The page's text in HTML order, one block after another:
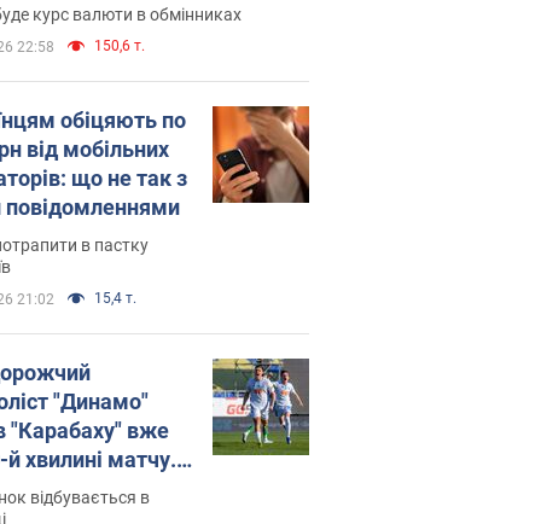
курс валюти в обмінниках
22:58 150,6 т.
обіцяють по
від мобільних
що не так з
в пастку
21:02 15,4 т.
"Динамо"
"Карабаху" вже
й хвилині матчу.
відбувається в